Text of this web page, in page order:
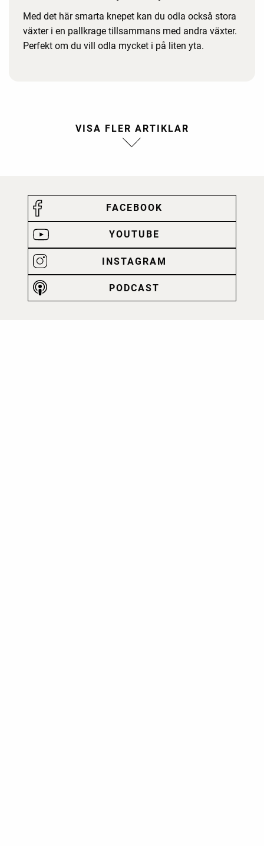
Med det här smarta knepet kan du odla också stora
växter i en pallkrage tillsammans med andra växter.
Perfekt om du vill odla mycket i på liten yta.
FACEBOOK
YOUTUBE
INSTAGRAM
PODCAST